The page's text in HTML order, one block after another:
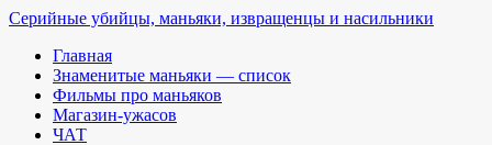
Серийные убийцы, маньяки, извращенцы и насильники
Главная
Знаменитые маньяки — список
Фильмы про маньяков
Магазин-ужасов
ЧАТ